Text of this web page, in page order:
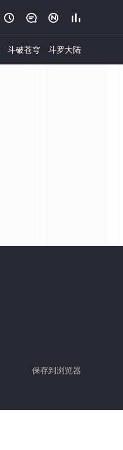
   
斗破苍穹 斗罗大陆
保存到浏览器